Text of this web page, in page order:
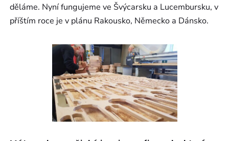
děláme. Nyní fungujeme ve Švýcarsku a Lucembursku, v
příštím roce je v plánu Rakousko, Německo a Dánsko.